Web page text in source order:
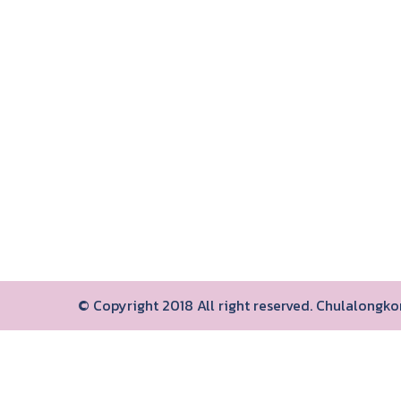
© Copyright 2018 All right reserved.